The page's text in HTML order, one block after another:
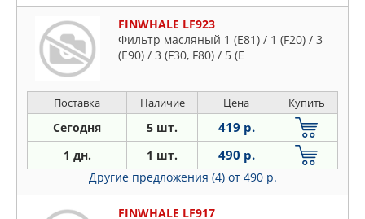
FINWHALE LF923
Фильтр масляный 1 (E81) / 1 (F20) / 3
(E90) / 3 (F30, F80) / 5 (E
Поставка Наличие Цена Купить
Сегодня 5 шт. 419 р.
1 дн. 1 шт. 490 р.
Другие предложения (4) от 490 р.
FINWHALE LF917